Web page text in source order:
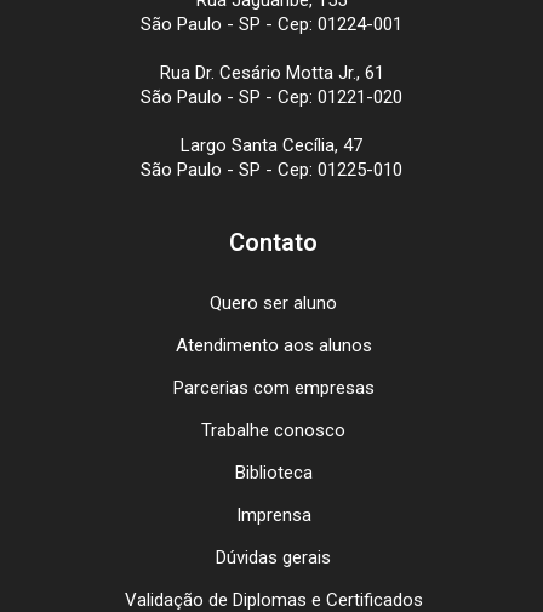
São Paulo - SP - Cep: 01224-001
Rua Dr. Cesário Motta Jr., 61
São Paulo - SP - Cep: 01221-020
Largo Santa Cecília, 47
São Paulo - SP - Cep: 01225-010
Contato
Quero ser aluno
Atendimento aos alunos
Parcerias com empresas
Trabalhe conosco
Biblioteca
Imprensa
Dúvidas gerais
Validação de Diplomas e Certificados